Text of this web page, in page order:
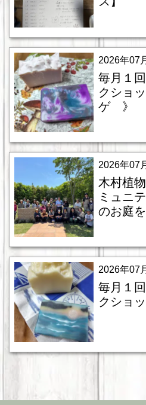
2026年07
毎月１
クショ
ゲ 》
2026年07
木村植
ミュニ
のお庭
2026年07
毎月１
クショ